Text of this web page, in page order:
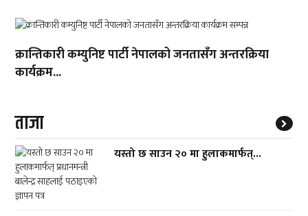
क्रान्तिकारी कम्युनिष्ट पार्टी नेपालको जनतासँग अन्तरक्रिया
कार्यक्रम...
ताजा
यस्तो छ साउन २० मा हुलाकमार्फत्...